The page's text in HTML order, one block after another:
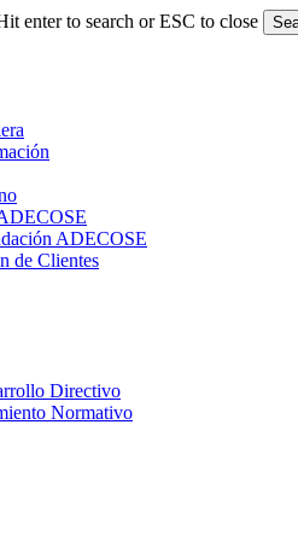
enter to search or ESC to close
ADECOSE
de Clientes
Directivo
Normativo